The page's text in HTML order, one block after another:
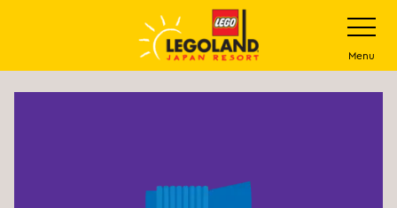
主
打
开
网
站
菜
单
Menu